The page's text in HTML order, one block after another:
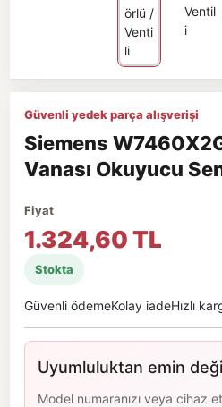
Güvenli yedek parça alışverişi
Siemens
Vanası Okuyucu
Fiyat
1.324,60 TL
Stokta
Güvenli ödemeKolay iadeHızlı
Uyumluluktan emin
Model numaranızı veya cihaz